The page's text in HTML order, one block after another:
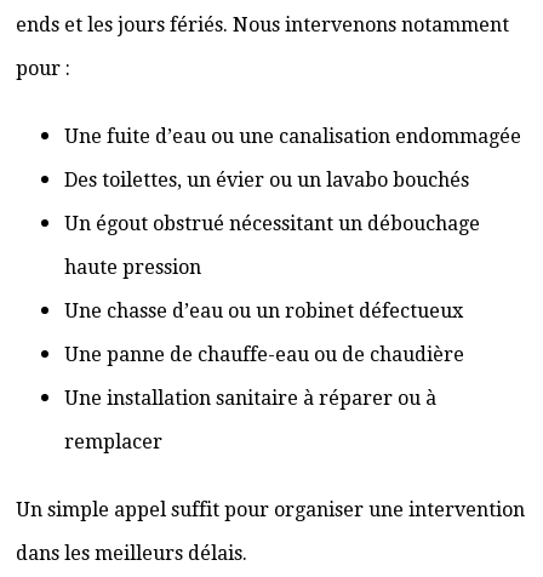
ends et les jours fériés. Nous intervenons notamment
pour :
Une fuite d’eau ou une canalisation endommagée
Des toilettes, un évier ou un lavabo bouchés
Un égout obstrué nécessitant un débouchage
haute pression
Une chasse d’eau ou un robinet défectueux
Une panne de chauffe-eau ou de chaudière
Une installation sanitaire à réparer ou à
remplacer
Un simple appel suffit pour organiser une intervention
dans les meilleurs délais.